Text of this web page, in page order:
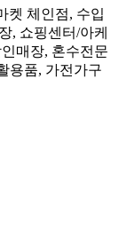
켓 체인점, 수입
, 쇼핑센터/아케
매장, 혼수전문
용품, 가전가구